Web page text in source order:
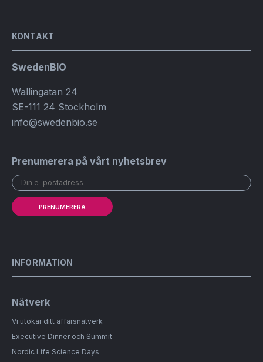
KONTAKT
SwedenBIO
Wallingatan 24
SE-111 24 Stockholm
info@swedenbio.se
Prenumerera på vårt nyhetsbrev
PRENUMERERA
INFORMATION
Nätverk
Vi utökar ditt affärsnätverk
Executive Dinner och Summit
Nordic Life Science Days